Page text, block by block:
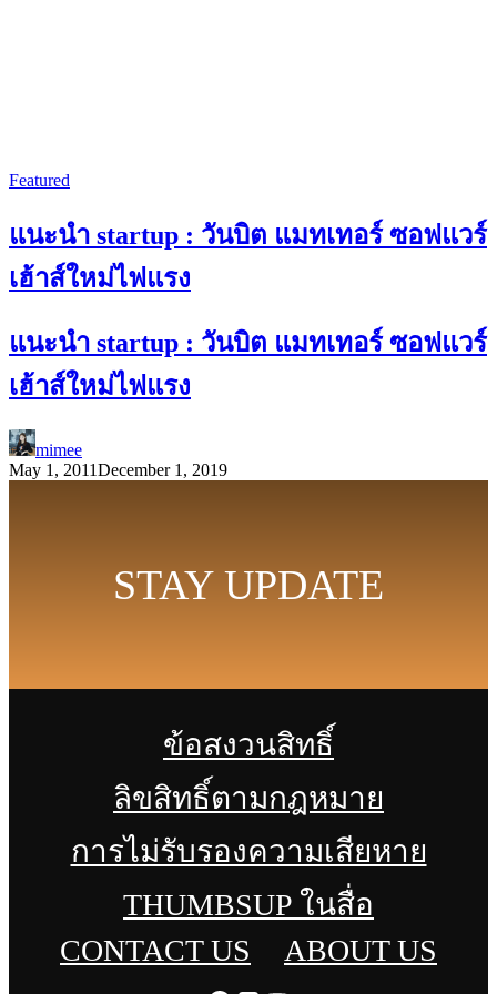
Featured
แนะนำ startup : วันบิต แมทเทอร์ ซอฟแวร์
เฮ้าส์ใหม่ไฟแรง
แนะนำ startup : วันบิต แมทเทอร์ ซอฟแวร์
เฮ้าส์ใหม่ไฟแรง
mimee
May 1, 2011December 1, 2019
STAY UPDATE
ข้อสงวนสิทธิ์
ลิขสิทธิ์ตามกฎหมาย
การไม่รับรองความเสียหาย
THUMBSUP ในสื่อ
CONTACT US
ABOUT US